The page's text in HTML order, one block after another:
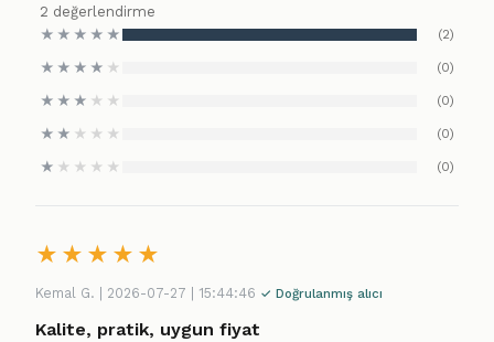
2 değerlendirme
★ ★ ★ ★ ★ (2)
★ ★ ★ ★ ★ (0)
★ ★ ★ ★ ★ (0)
★ ★ ★ ★ ★ (0)
★ ★ ★ ★ ★ (0)
★ ★ ★ ★ ★
Kemal G. | 2026-07-27 | 15:44:46 ✓ Doğrulanmış alıcı
Kalite, pratik, uygun fiyat